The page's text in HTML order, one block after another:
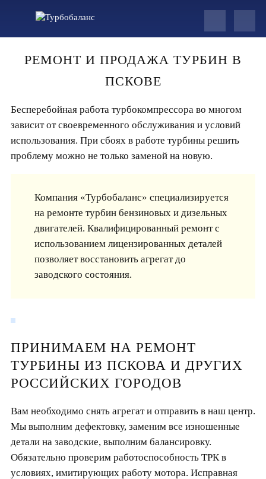
РЕМОНТ И ПРОДАЖА ТУРБИН В
ПСКОВЕ
Бесперебойная работа турбокомпрессора во многом
зависит от своевременного обслуживания и условий
использования. При сбоях в работе турбины решить
проблему можно не только заменой на новую.
Компания «Турбобаланс» специализируется
на ремонте турбин бензиновых и дизельных
двигателей. Квалифицированный ремонт с
использованием лицензированных деталей
позволяет восстановить агрегат до
заводского состояния.
ПРИНИМАЕМ НА РЕМОНТ
ТУРБИНЫ ИЗ ПСКОВА И ДРУГИХ
РОССИЙСКИХ ГОРОДОВ
Вам необходимо снять агрегат и отправить в наш центр.
Мы выполним дефектовку, заменим все изношенные
детали на заводские, выполним балансировку.
Обязательно проверим работоспособность ТРК в
условиях, имитирующих работу мотора. Исправная